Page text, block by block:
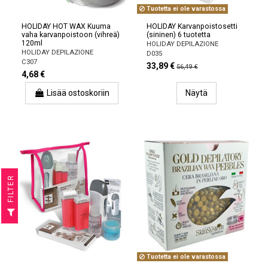
HOLIDAY HOT WAX Kuuma
vaha karvanpoistoon (vihreä)
120ml
HOLIDAY DEPILAZIONE
C307
4,68 €
Lisää ostoskoriin
Tuotetta ei ole varastossa
HOLIDAY Karvanpoistosetti
(sininen) 6 tuotetta
HOLIDAY DEPILAZIONE
D035
33,89 € 56,49 €
Näytä
Tuotetta ei ole varastossa
R